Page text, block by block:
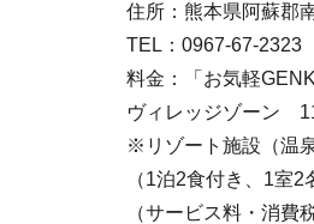
住所：熊本県阿蘇郡
TEL：0967-67-2323
料金：「お気軽
ヴィレッジゾーン
※リゾート施設（温
（1泊2食付き、1室2
（サービス料・消費